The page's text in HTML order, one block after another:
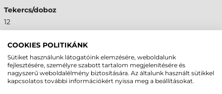
Tekercs/doboz
12
Külső
Címke előnyomása
Nyomatlan
COOKIES POLITIKÁNK
Sütiket használunk látogatóink elemzésére, weboldalunk
fejlesztésére, személyre szabott tartalom megjelenítésére és
nagyszerű weboldalélmény biztosítására. Az általunk használt sütikkel
kapcsolatos további információkért nyissa meg a beállításokat.